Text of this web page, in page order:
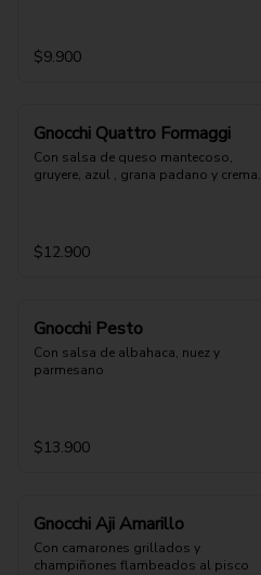
$9.900
Gnocchi Quattro Formaggi
Con salsa de queso mantecoso,
gruyere, azul , grana padano y crema.
$12.900
Gnocchi Pesto
Con salsa de albahaca, nuez y
parmesano
$13.900
Gnocchi Aji Amarillo
Con camarones grillados y
champiñones flambeados al pisco